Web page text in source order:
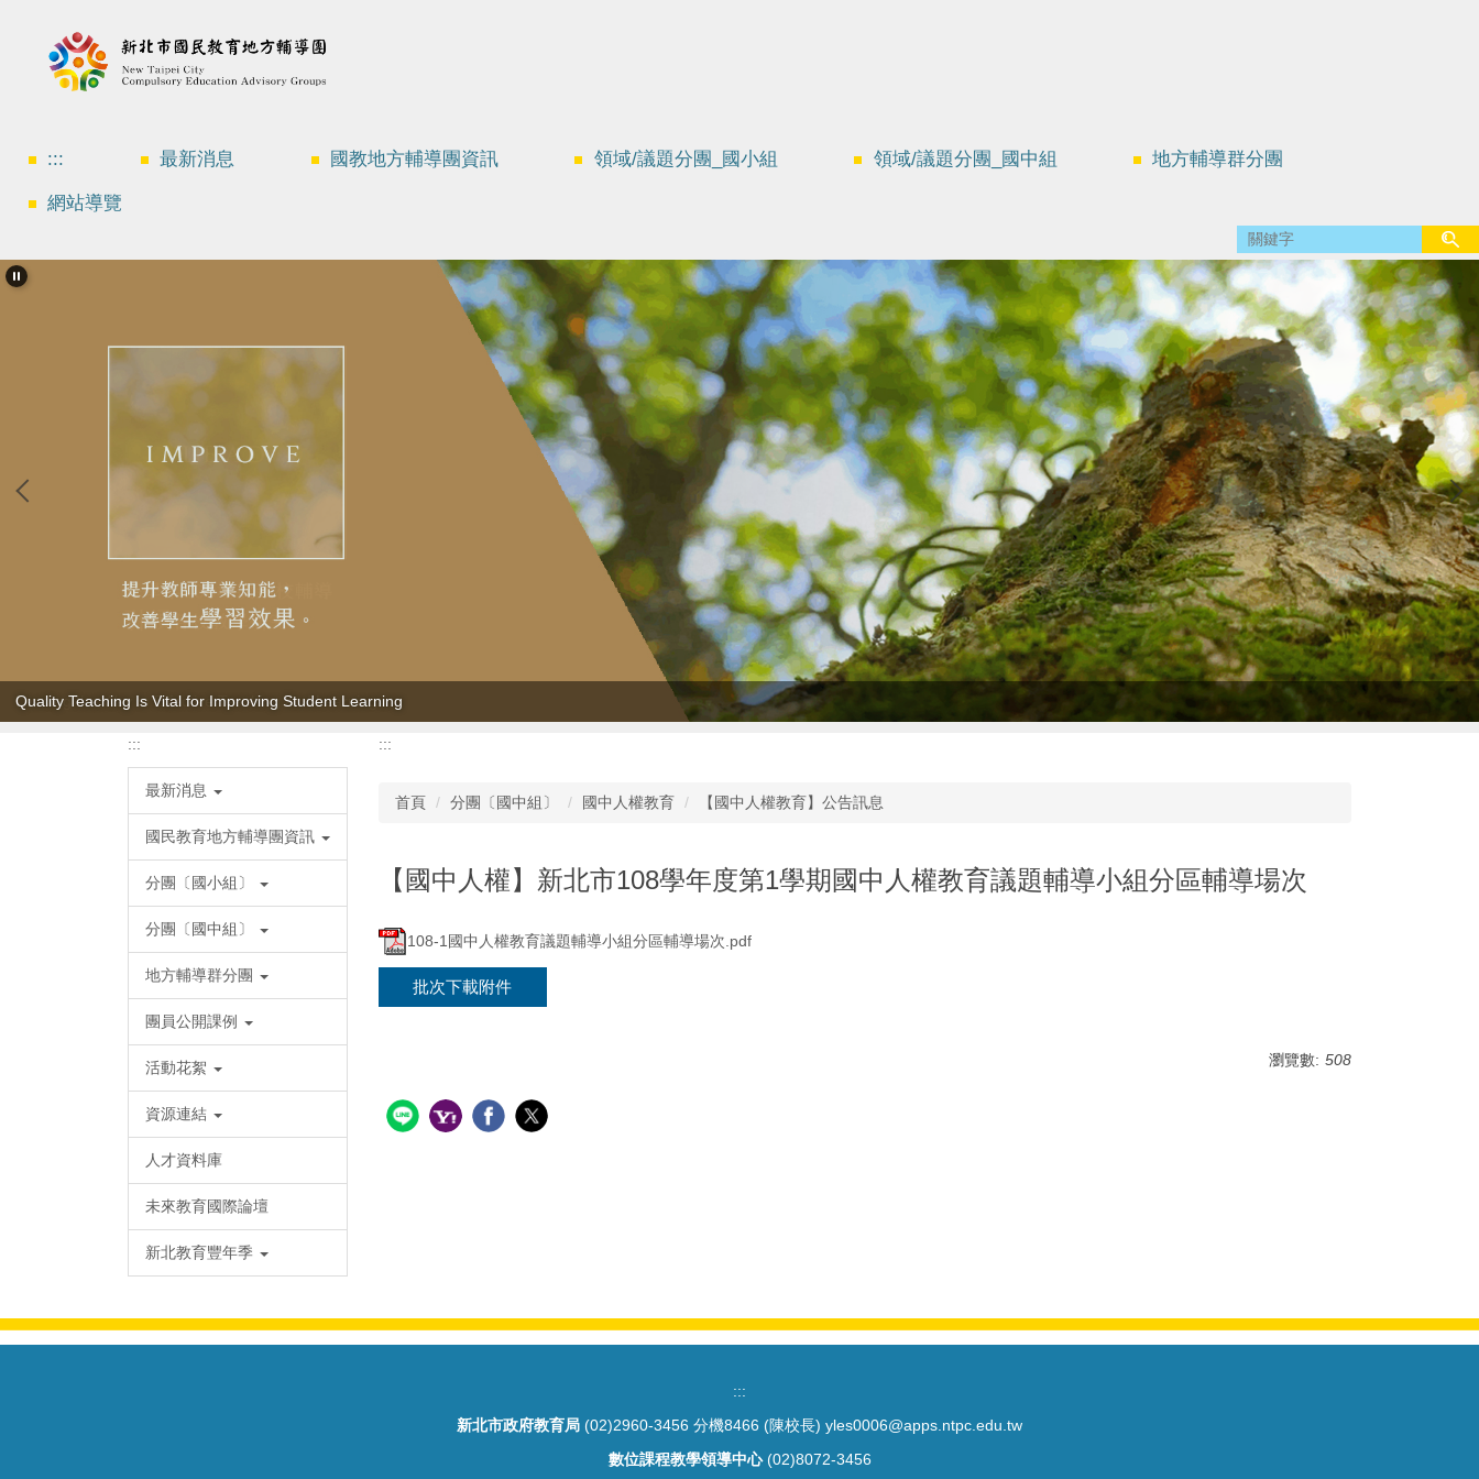
::: 最新消息 國教地方輔導團資訊 領域/議題分團_國小組 領域/議題分團_國中組 地方輔導群分團
網站導覽
Quality Teaching Is Vital for Improving Student Learning
:::
最新消息
國民教育地方輔導團資訊
分團〔國小組〕
分團〔國中組〕
地方輔導群分團
團員公開課例
活動花絮
資源連結
人才資料庫
未來教育國際論壇
新北教育豐年季
:::
首頁 分團〔國中組〕 國中人權教育 【國中人權教育】公告訊息
【國中人權】新北市108學年度第1學期國中人權教育議題輔導小組分區輔導場次
108-1國中人權教育議題輔導小組分區輔導場次.pdf
批次下載附件
瀏覽數: 508
:::
新北市政府教育局 (02)2960-3456 分機8466 (陳校長) yles0006@apps.ntpc.edu.tw
數位課程教學領導中心(02)8072-3456